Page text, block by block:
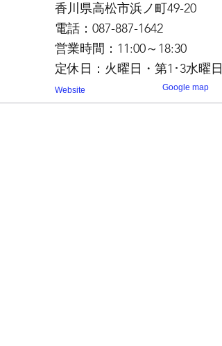
香川県高松市浜ノ町49-20
電話：087-887-1642
営業時間：11:00～18:30
定休日：火曜日・第1･3水曜
Website Google map